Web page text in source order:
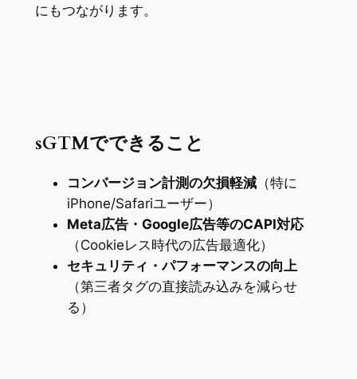
にもつながります。
sGTMでできること
コンバージョン計測の欠損軽減（特に
iPhone/Safariユーザー）
Meta広告・Google広告等のCAPI対応
（Cookieレス時代の広告最適化）
セキュリティ・パフォーマンスの向上
（第三者タグの直接読み込みを減らせ
る）